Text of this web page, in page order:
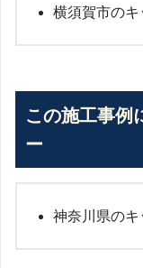
横須賀市のキ
この施工事例
ー
神奈川県のキ